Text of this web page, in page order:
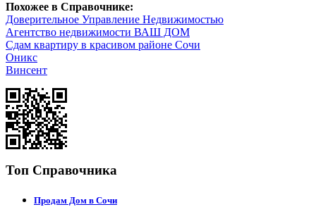
Похожее в Справочнике:
Доверительное Управление Недвижимостью
Агентство недвижимости ВАШ ДОМ
Сдам квартиру в красивом районе Сочи
Оникс
Винсент
Топ Справочника
Продам Дом в Сочи